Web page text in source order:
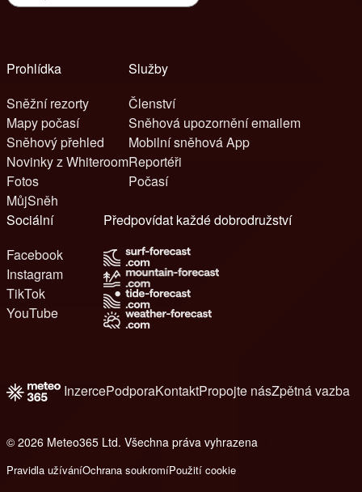
Prohlídka
Sněžní rezorty
Mapy počasí
Sněhový přehled
Novinky z Whiteroom
Fotos
MůjSněh
Služby
Členství
Sněhová upozornění emailem
Mobilní sněhová App
Reportéři
Počasí
Sociální
Facebook
Instagram
TikTok
YouTube
Předpovídat každé dobrodružství
InzercePodporaKontaktPropojte násZpětná vazba
© 2026 Meteo365 Ltd. Všechna práva vyhrazena
Pravidla užíváníOchrana soukromíPoužití cookie